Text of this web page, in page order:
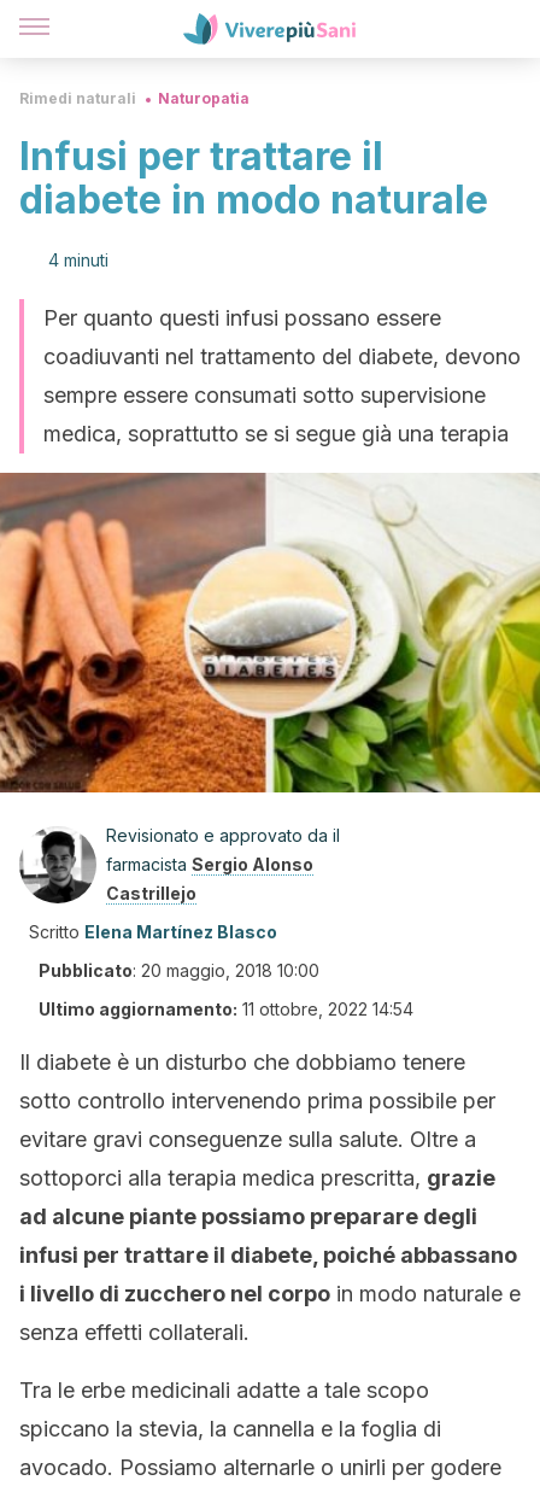
Rimedi naturali Naturopatia
Infusi per trattare il
diabete in modo naturale
4 minuti
Per quanto questi infusi possano essere
coadiuvanti nel trattamento del diabete, devono
sempre essere consumati sotto supervisione
medica, soprattutto se si segue già una terapia
Revisionato e approvato da il
farmacista Sergio Alonso
Castrillejo
Scritto Elena Martínez Blasco
Pubblicato: 20 maggio, 2018 10:00
Ultimo aggiornamento: 11 ottobre, 2022 14:54
Il diabete è un disturbo che dobbiamo tenere
sotto controllo intervenendo prima possibile per
evitare gravi conseguenze sulla salute. Oltre a
sottoporci alla terapia medica prescritta, grazie
ad alcune piante possiamo preparare degli
infusi per trattare il diabete, poiché abbassano
i livello di zucchero nel corpo in modo naturale e
senza effetti collaterali.
Tra le erbe medicinali adatte a tale scopo
spiccano la stevia, la cannella e la foglia di
avocado. Possiamo alternarle o unirli per godere